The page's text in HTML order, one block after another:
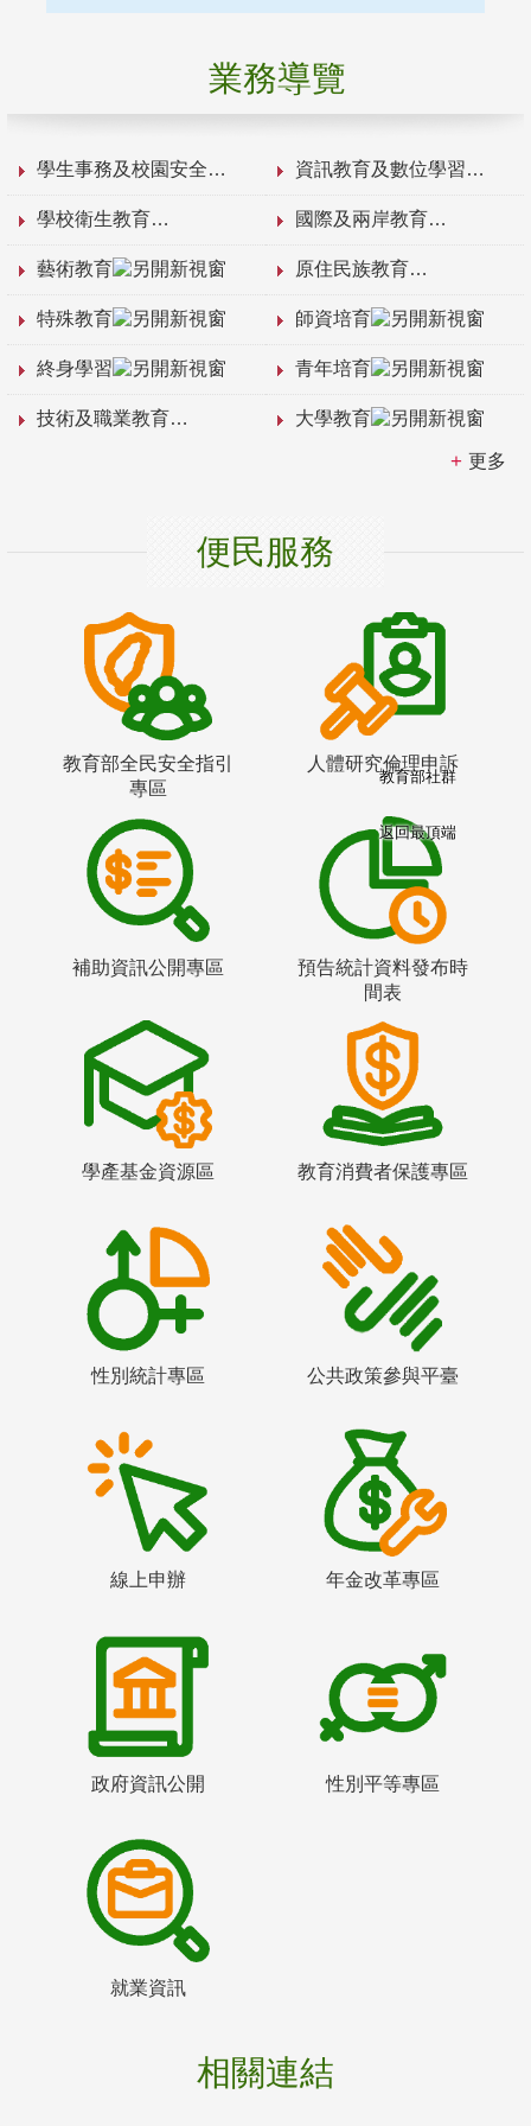
業務導覽
學生事務及校園安全 資訊教育及數位學習
學校衛生教育 國際及兩岸教育
藝術教育 原住民族教育
特殊教育 師資培育
終身學習 青年培育
技術及職業教育 大學教育
更多
便民服務
教育部全民安全指引
專區
人體研究倫理申訴
補助資訊公開專區
預告統計資料發布時
間表
學產基金資源區 教育消費者保護專區
性別統計專區 公共政策參與平臺
線上申辦 年金改革專區
政府資訊公開 性別平等專區
就業資訊
相關連結
教育部社群
返回最頂端